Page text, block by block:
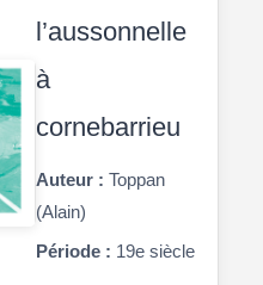
l’aussonnelle
à
cornebarrieu
Auteur : Toppan
(Alain)
Période : 19e siècle